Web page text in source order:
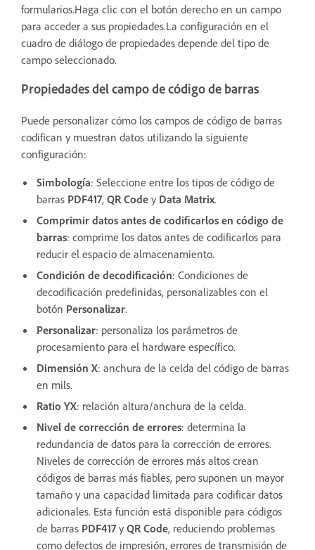
formularios.Haga clic con el botón derecho en un campo
para acceder a sus propiedades.La configuración en el
cuadro de diálogo de propiedades depende del tipo de
campo seleccionado.
Propiedades del campo de código de barras
Puede personalizar cómo los campos de código de barras
codifican y muestran datos utilizando la siguiente
configuración:
Simbología: Seleccione entre los tipos de código de
barras PDF417, QR Code y Data Matrix.
Comprimir datos antes de codificarlos en código de
barras: comprime los datos antes de codificarlos para
reducir el espacio de almacenamiento.
Condición de decodificación: Condiciones de
decodificación predefinidas, personalizables con el
botón Personalizar.
Personalizar: personaliza los parámetros de
procesamiento para el hardware específico.
Dimensión X: anchura de la celda del código de barras
en mils.
Ratio YX: relación altura/anchura de la celda.
Nivel de corrección de errores: determina la
redundancia de datos para la corrección de errores.
Niveles de corrección de errores más altos crean
códigos de barras más fiables, pero suponen un mayor
tamaño y una capacidad limitada para codificar datos
adicionales. Esta función está disponible para códigos
de barras PDF417y QR Code, reduciendo problemas
como defectos de impresión, errores de transmisión de